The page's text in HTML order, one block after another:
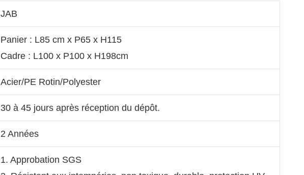
JAB
Panier : L85 cm x P65 x H115
Cadre : L100 x P100 x H198cm
Acier/PE Rotin/Polyester
30 à 45 jours après réception du dépôt.
2 Années
1. Approbation SGS